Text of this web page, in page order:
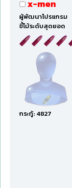
x-men
ผู้พัฒนาโปรแกรม
ขี้โม้ระดับสุดยอด
กระทู้: 4827